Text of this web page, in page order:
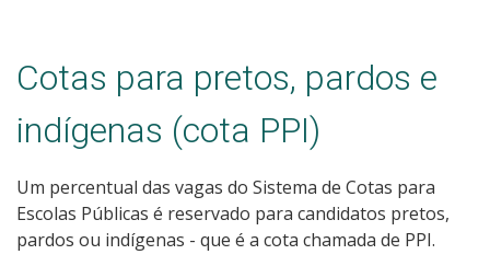
Cotas para pretos, pardos e
indígenas (cota PPI)
Um percentual das vagas do Sistema de Cotas para
Escolas Públicas é reservado para candidatos pretos,
pardos ou indígenas - que é a cota chamada de PPI.